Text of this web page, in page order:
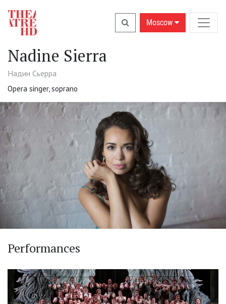
Moscow
Nadine Sierra
Надин Сьерра
Opera singer, soprano
Performances